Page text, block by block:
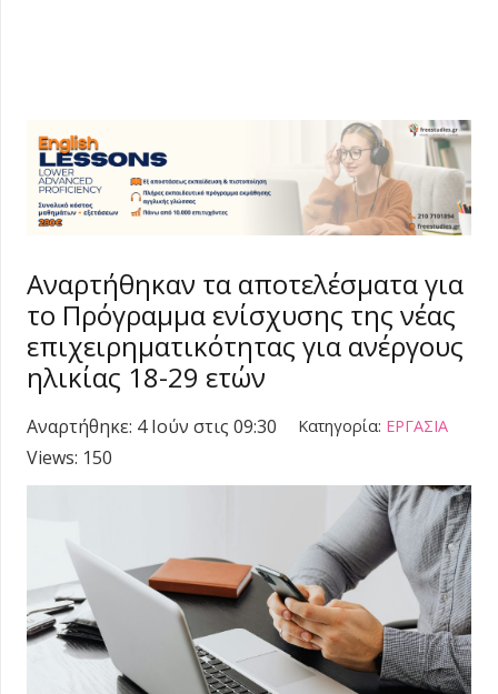
Αναρτήθηκαν τα αποτελέσματα για
το Πρόγραμμα ενίσχυσης της νέας
επιχειρηματικότητας για ανέργους
ηλικίας 18-29 ετών
Αναρτήθηκε: 4 Ιούν στις 09:30 Κατηγορία: ΕΡΓΑΣΙΑ
Views: 150